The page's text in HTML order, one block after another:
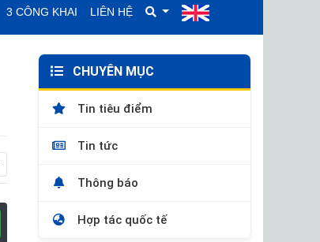
3 CÔNG KHAI LIÊN HỆ
CHUYÊN MỤC
Tin tiêu điểm
Tin tức
Thông báo
Hợp tác quốc tế